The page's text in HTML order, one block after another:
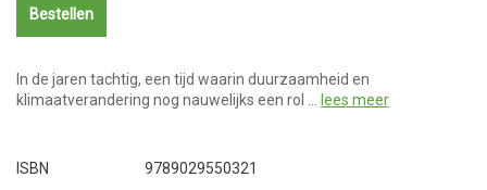
Bestellen
In de jaren tachtig, een tijd waarin duurzaamheid en
klimaatverandering nog nauwelijks een rol … lees meer
ISBN 9789029550321